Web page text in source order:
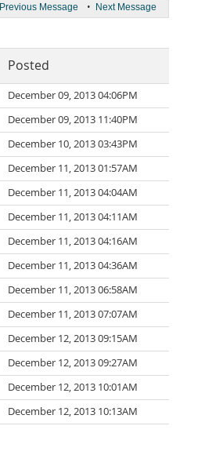
Previous Message • Next Message
Posted
December 09, 2013 04:06PM
December 09, 2013 11:40PM
December 10, 2013 03:43PM
December 11, 2013 01:57AM
December 11, 2013 04:04AM
December 11, 2013 04:11AM
December 11, 2013 04:16AM
December 11, 2013 04:36AM
December 11, 2013 06:58AM
December 11, 2013 07:07AM
December 12, 2013 09:15AM
December 12, 2013 09:27AM
December 12, 2013 10:01AM
December 12, 2013 10:13AM